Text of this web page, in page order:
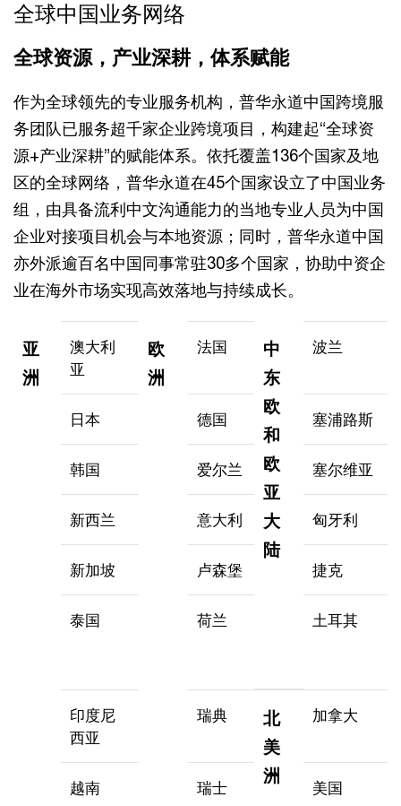
全球中国业务网络
全球资源，产业深耕，体系赋能
作为全球领先的专业服务机构，普华永道中国跨境服
务团队已服务超千家企业跨境项目，构建起“全球资
源+产业深耕”的赋能体系。依托覆盖136个国家及地
区的全球网络，普华永道在45个国家设立了中国业务
组，由具备流利中文沟通能力的当地专业人员为中国
企业对接项目机会与本地资源；同时，普华永道中国
亦外派逾百名中国同事常驻30多个国家，协助中资企
业在海外市场实现高效落地与持续成长。
亚
洲
澳大利
亚
欧
洲
法国
中
东
欧
和
欧
亚
大
陆
波兰
日本 德国 塞浦路斯
韩国 爱尔兰 塞尔维亚
新西兰 意大利 匈牙利
新加坡 卢森堡 捷克
泰国 荷兰 土耳其
印度尼
西亚
瑞典
北
美
洲
加拿大
越南 瑞士 美国